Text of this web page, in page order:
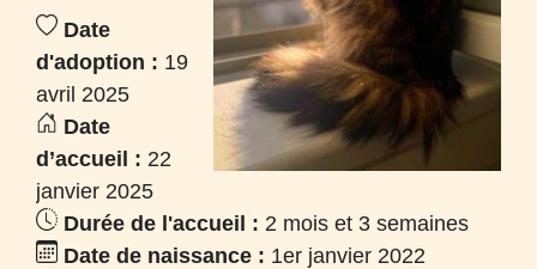
Date
d'adoption : 19
avril 2025
Date
d’accueil : 22
janvier 2025
Durée de l'accueil : 2 mois et 3 semaines
Date de naissance : 1er janvier 2022